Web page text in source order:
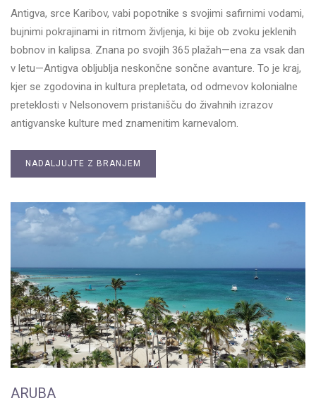
Antigva, srce Karibov, vabi popotnike s svojimi safirnimi vodami,
bujnimi pokrajinami in ritmom življenja, ki bije ob zvoku jeklenih
bobnov in kalipsa. Znana po svojih 365 plažah—ena za vsak dan
v letu—Antigva obljublja neskončne sončne avanture. To je kraj,
kjer se zgodovina in kultura prepletata, od odmevov kolonialne
preteklosti v Nelsonovem pristanišču do živahnih izrazov
antigvanske kulture med znamenitim karnevalom.
NADALJUJTE Z BRANJEM
ARUBA